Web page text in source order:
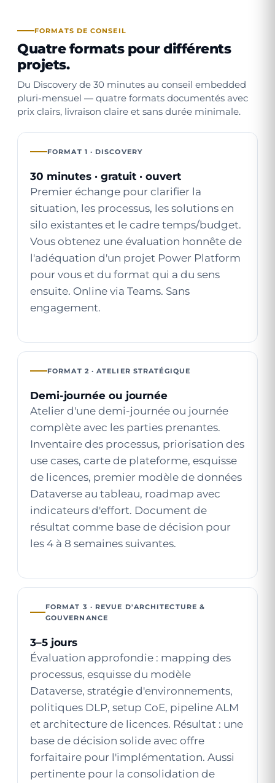
FORMATS DE CONSEIL
Quatre formats pour différents
projets.
Du Discovery de 30 minutes au conseil embedded
pluri-mensuel — quatre formats documentés avec
prix clairs, livraison claire et sans durée minimale.
FORMAT 1 · DISCOVERY
30 minutes · gratuit · ouvert
Premier échange pour clarifier la
situation, les processus, les solutions en
silo existantes et le cadre temps/budget.
Vous obtenez une évaluation honnête de
l'adéquation d'un projet Power Platform
pour vous et du format qui a du sens
ensuite. Online via Teams. Sans
engagement.
FORMAT 2 · ATELIER STRATÉGIQUE
Demi-journée ou journée
Atelier d'une demi-journée ou journée
complète avec les parties prenantes.
Inventaire des processus, priorisation des
use cases, carte de plateforme, esquisse
de licences, premier modèle de données
Dataverse au tableau, roadmap avec
indicateurs d'effort. Document de
résultat comme base de décision pour
les 4 à 8 semaines suivantes.
FORMAT 3 · REVUE D'ARCHITECTURE &
GOUVERNANCE
3–5 jours
Évaluation approfondie : mapping des
processus, esquisse du modèle
Dataverse, stratégie d'environnements,
politiques DLP, setup CoE, pipeline ALM
et architecture de licences. Résultat : une
base de décision solide avec offre
forfaitaire pour l'implémentation. Aussi
pertinente pour la consolidation de